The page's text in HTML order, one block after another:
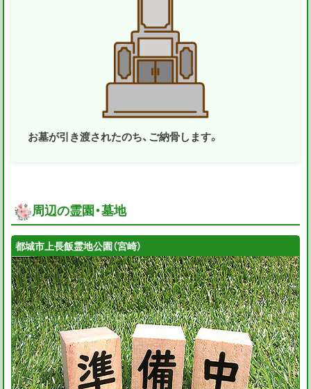
お墓が引き渡されたのち、ご納骨します。
周辺の霊園・墓地
都城市上長飯霊地公園（宮崎）